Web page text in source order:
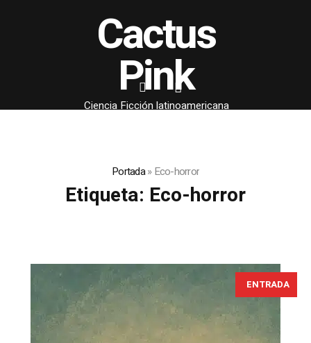
Cactus
Pink
Ciencia Ficción latinoamericana
Portada»Eco-horror
Etiqueta: Eco-horror
ENTRADA